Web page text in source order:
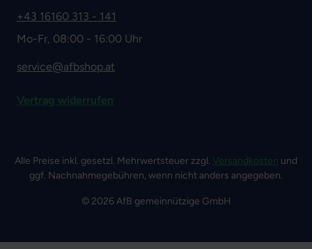
+43 16160 313 - 141
Mo-Fr, 08:00 - 16:00 Uhr
service@afbshop.at
Vertrag widerrufen
Alle Preise inkl. gesetzl. Mehrwertsteuer zzgl. Versandkosten und
ggf. Nachnahmegebühren, wenn nicht anders angegeben.
© 2026 AfB gemeinnützige GmbH